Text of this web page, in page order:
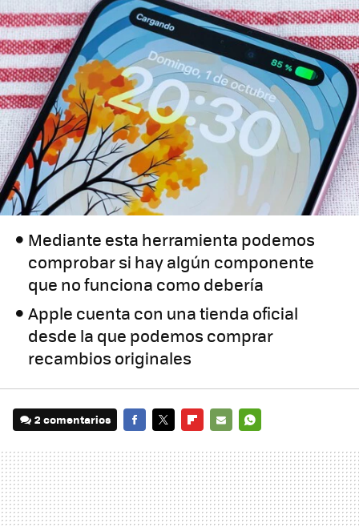
Mediante esta herramienta podemos
comprobar si hay algún componente
que no funciona como debería
Apple cuenta con una tienda oficial
desde la que podemos comprar
recambios originales
2 comentarios
MAIL